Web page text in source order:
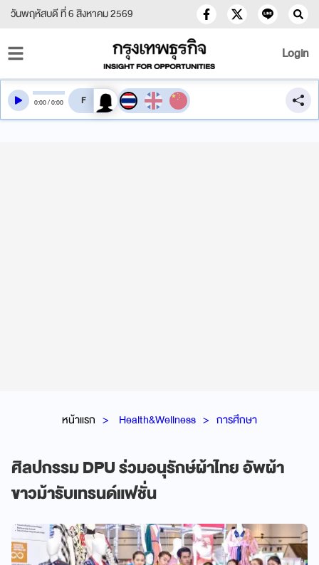
วันพฤหัสบดี ที่ 6 สิงหาคม 2569
Login
หน้าแรก Health&Wellness การศึกษา
ศิลปกรรม DPU ร่วมอนุรักษ์ผ้าไทย อัพผ้า
ขาวม้ารับเทรนด์แฟชั่น
0:00/0:00 สลับเสียงอ่าน